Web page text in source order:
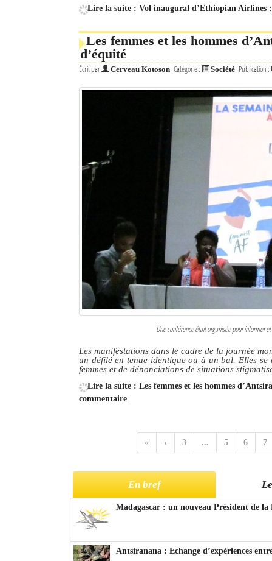
Lire la suite : Vol inaugural d’Ethiopian Airlines
Les femmes et les hommes
d’équité
Écrit par Cerveau Kotoson Catégorie : Société Publication :
Une conférence était organisée pour informer
Les manifestations dans le cadre de la journée
un défilé en tenue identique ou à un bal. Elles se
femmes et de dénonciations de situations
Lire la suite : Les femmes et les hommes
commentaire
« ‹ 3 ... 5 6 7
En bref
Madagascar : un nouveau Président de
Antsiranana : Echange d’expériences